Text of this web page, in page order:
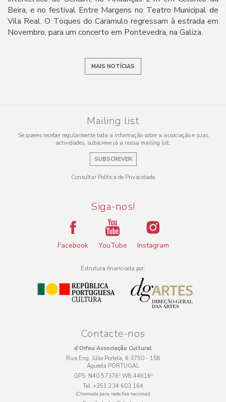
Beira, e no festival Entre Margens no Teatro Municipal de
Vila Real. O Toques do Caramulo regressam à estrada em
Novembro, para um concerto em Pontevedra, na Galiza.
MAIS NOTÍCIAS
Mailing list
Se queres receber regularmente toda a informação sobre a associação e suas
actividades, subscreve já a nossa mailing list.
SUBSCREVER
Consultar Política de Privacidade
Siga-nos!
Facebook YouTube Instagram
Estrutura financiada por:
Contacte-nos
d’Orfeu Associação Cultural
Rua Eng. Júlio Portela, 6 3750 - 158
Águeda PORTUGAL
GPS: N40.57376º W8.44616º
Tel: +351 234 603 164
(Chamada para rede fixa nacional)